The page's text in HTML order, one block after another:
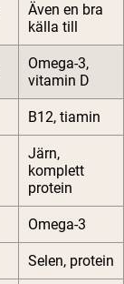
Även en bra
källa till
Omega-3,
vitamin D
B12, tiamin
Järn,
komplett
protein
Omega-3
Selen, protein